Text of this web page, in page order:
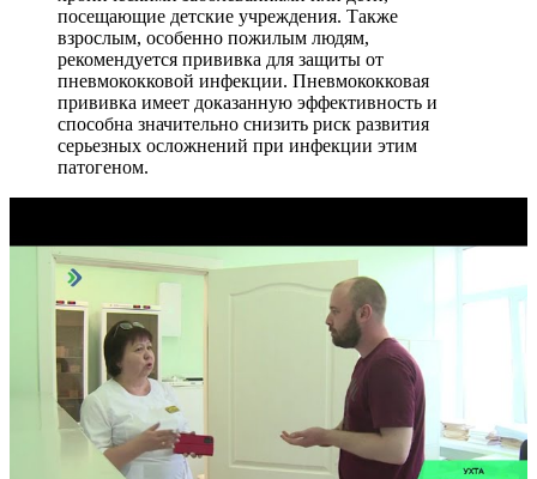
посещающие детские учреждения. Также
взрослым, особенно пожилым людям,
рекомендуется прививка для защиты от
пневмококковой инфекции. Пневмококковая
прививка имеет доказанную эффективность и
способна значительно снизить риск развития
серьезных осложнений при инфекции этим
патогеном.